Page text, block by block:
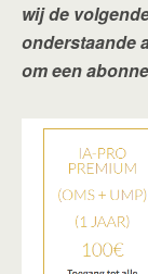
wij de
onderstaande
om een